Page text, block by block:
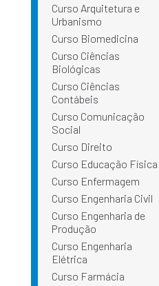
Curso Arquitetura e
Urbanismo
Curso Biomedicina
Curso Ciências
Biológicas
Curso Ciências
Contábeis
Curso Comunicação
Social
Curso Direito
Curso Educação Física
Curso Enfermagem
Curso Engenharia Civil
Curso Engenharia de
Produção
Curso Engenharia
Elétrica
Curso Farmácia